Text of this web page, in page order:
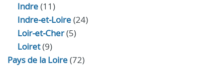
Indre(11)
Indre‑et‑Loire(24)
Loir‑et‑Cher(5)
Loiret(9)
Pays de la Loire(72)